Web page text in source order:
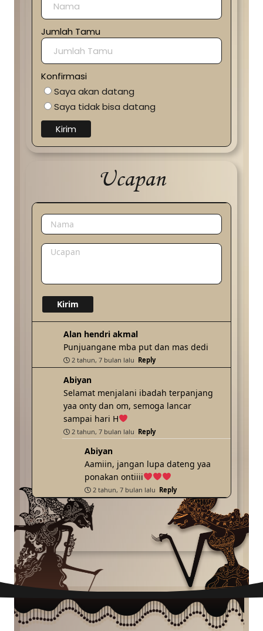
Jumlah Tamu
Konfirmasi
Saya akan datang
Saya tidak bisa datang
Kirim
Ucapan
Alan hendri akmal
Punjuangane mba put dan mas dedi
2 tahun, 7 bulan lalu Reply
Abiyan
Selamat menjalani ibadah terpanjang
yaa onty dan om, semoga lancar
sampai hari H
2 tahun, 7 bulan lalu Reply
Abiyan
Aamiin, jangan lupa dateng yaa
ponakan ontiiii
2 tahun, 7 bulan lalu Reply